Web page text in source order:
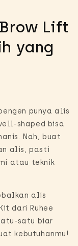
Lift
yang
punya alis
shaped bisa
Nah, buat
alis, pasti
atau teknik
alis
dari Ruhee
satu biar
kebutuhanmu!